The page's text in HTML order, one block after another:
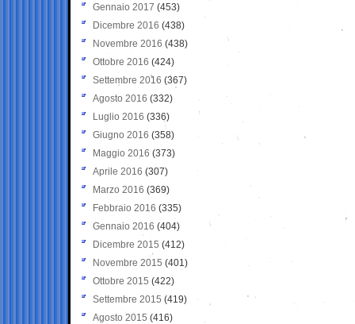
Gennaio 2017 (453)
Dicembre 2016 (438)
Novembre 2016 (438)
Ottobre 2016 (424)
Settembre 2016 (367)
Agosto 2016 (332)
Luglio 2016 (336)
Giugno 2016 (358)
Maggio 2016 (373)
Aprile 2016 (307)
Marzo 2016 (369)
Febbraio 2016 (335)
Gennaio 2016 (404)
Dicembre 2015 (412)
Novembre 2015 (401)
Ottobre 2015 (422)
Settembre 2015 (419)
Agosto 2015 (416)